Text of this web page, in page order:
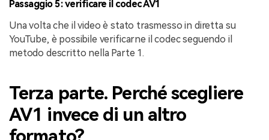
Passaggio 5: verificare il codec AV1
Una volta che il video è stato trasmesso in diretta su
YouTube, è possibile verificarne il codec seguendo il
metodo descritto nella Parte 1.
Terza parte. Perché scegliere
AV1 invece di un altro